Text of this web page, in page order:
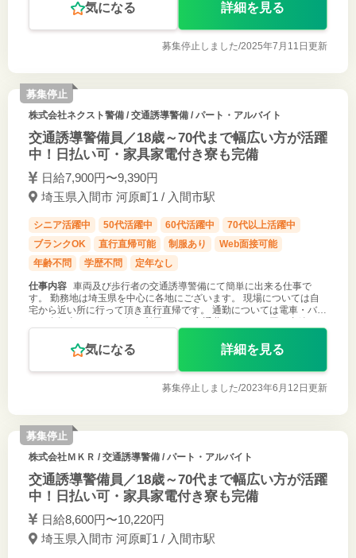
気になる 詳細を見る
募集停止しました/2025年7月11日更新
募集停止
株式会社ネクスト警備/ 交通誘導警備 / パート・アルバイト
交通誘導警備員／18歳～70代まで幅広い方が活躍
中！日払い可・家具家電付き寮も完備
日給7,900円〜9,390円
埼玉県入間市 河原町1 / 入間市駅
シニア活躍中 50代活躍中 60代活躍中
70代以上活躍中
ブランクOK
直行直帰可能 制服あり
Web面接可能
年齢不問
学歴不問 定年なし
仕事内容 車両及び歩行者の交通誘導警備にて簡単に出来る仕事で
す。 勤務地は埼玉県を中心に各地にございます。 現場については自
宅から近い所に行って頂き直行直帰です。 通勤については電車・バ
気になる 詳細を見る
募集停止しました/2023年6月12日更新
募集停止
株式会社ＭＫＲ / 交通誘導警備 / パート・アルバイト
交通誘導警備員／18歳～70代まで幅広い方が活躍
中！日払い可・家具家電付き寮も完備
日給8,600円〜10,220円
埼玉県入間市 河原町1 / 入間市駅